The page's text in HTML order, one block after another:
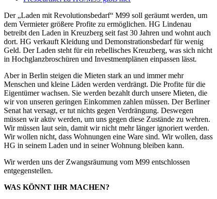
Der „Laden mit Revolutionsbedarf“ M99 soll geräumt werden, um
dem Vermieter größere Profite zu ermöglichen. HG Lindenau
betreibt den Laden in Kreuzberg seit fast 30 Jahren und wohnt auch
dort. HG verkauft Kleidung und Demonstrationsbedarf für wenig
Geld. Der Laden steht für ein rebellisches Kreuzberg, was sich nicht
in Hochglanzbroschüren und Investmentplänen einpassen lässt.
Aber in Berlin steigen die Mieten stark an und immer mehr
Menschen und kleine Läden werden verdrängt. Die Profite für die
Eigentümer wachsen. Sie werden bezahlt durch unsere Mieten, die
wir von unseren geringen Einkommen zahlen müssen. Der Berliner
Senat hat versagt, er tut nichts gegen Verdrängung. Deswegen
müssen wir aktiv werden, um uns gegen diese Zustände zu wehren.
Wir müssen laut sein, damit wir nicht mehr länger ignoriert werden.
Wir wollen nicht, dass Wohnungen eine Ware sind. Wir wollen, dass
HG in seinem Laden und in seiner Wohnung bleiben kann.
Wir werden uns der Zwangsräumung vom M99 entschlossen
entgegenstellen.
WAS KÖNNT IHR MACHEN?